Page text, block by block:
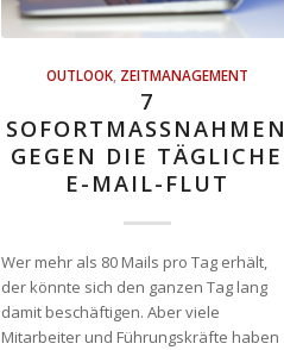
OUTLOOK, ZEITMANAGEMENT
7
SOFORTMASSNAHMEN G
EGEN DIE TÄGLICHE E
-MAIL-FLUT
Wer mehr als 80 Mails pro Tag erhält,
der könnte sich den ganzen Tag lang
damit beschäftigen. Aber viele
Mitarbeiter und Führungskräfte haben